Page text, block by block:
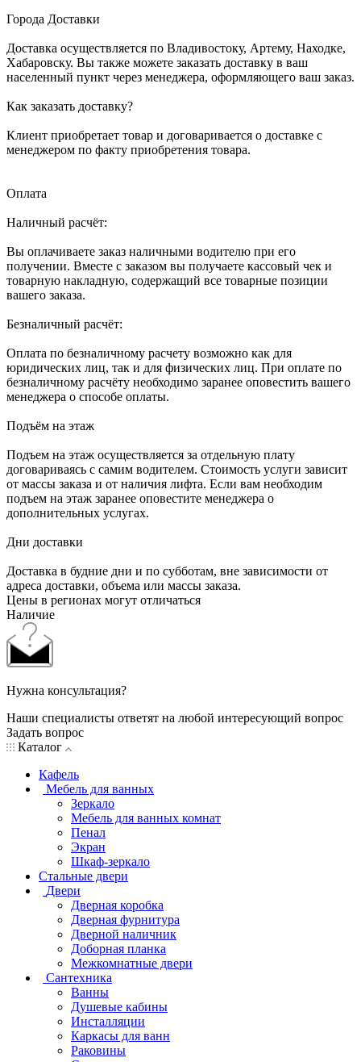
Города Доставки
Доставка осуществляется по Владивостоку, Артему, Находке,
Хабаровску. Вы также можете заказать доставку в ваш
населенный пункт через менеджера, оформляющего ваш заказ.
Как заказать доставку?
Клиент приобретает товар и договаривается о доставке с
менеджером по факту приобретения товара.
Оплата
Наличный расчёт:
Вы оплачиваете заказ наличными водителю при его
получении. Вместе с заказом вы получаете кассовый чек и
товарную накладную, содержащий все товарные позиции
вашего заказа.
Безналичный расчёт:
Оплата по безналичному расчету возможно как для
юридических лиц, так и для физических лиц. При оплате по
безналичному расчёту необходимо заранее оповестить вашего
менеджера о способе оплаты.
Подъём на этаж
Подъем на этаж осуществляется за отдельную плату
договариваясь с самим водителем. Стоимость услуги зависит
от массы заказа и от наличия лифта. Если вам необходим
подъем на этаж заранее оповестите менеджера о
дополнительных услугах.
Дни доставки
Доставка в будние дни и по субботам, вне зависимости от
адреса доставки, объема или массы заказа.
Цены в регионах могут отличаться
Наличие
Нужна консультация?
Наши специалисты ответят на любой интересующий вопрос
Задать вопрос
Каталог
Кафель
Мебель для ванных
Зеркало
Мебель для ванных комнат
Пенал
Экран
Шкаф-зеркало
Стальные двери
Двери
Дверная коробка
Дверная фурнитура
Дверной наличник
Доборная планка
Межкомнатные двери
Сантехника
Ванны
Душевые кабины
Инсталляции
Каркасы для ванн
Раковины